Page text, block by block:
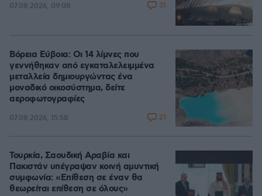
07.08.2026, 09:08 31
Βόρεια Εύβοια: Οι 14 λίμνες που
γεννήθηκαν από εγκαταλελειμμένα
μεταλλεία δημιουργώντας ένα
μοναδικό οικοσύστημα, δείτε
αεροφωτογραφίες
07.08.2026, 15:58 21
Τουρκία, Σαουδική Αραβία και
Πακιστάν υπέγραψαν κοινή αμυντική
συμφωνία: «Επίθεση σε έναν θα
θεωρείται επίθεση σε όλους»